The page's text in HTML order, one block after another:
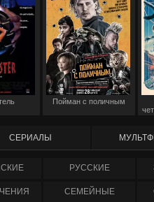
Пойман с поличным
СЕРИАЛЫ
РУССКИЕ
СЕМЕЙНЫЕ